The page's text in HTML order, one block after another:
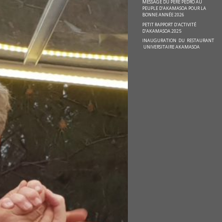
MESSAGE DU PÈRE PEDRO AU
PEUPLE D’AKAMASOA POUR LA
BONNE ANNÉE 2026
PETIT RAPPORT D’ACTIVITÉ
D’AKAMASOA 2025
INAUGURATION DU RESTAURANT
UNIVERSITAIRE AKAMASOA